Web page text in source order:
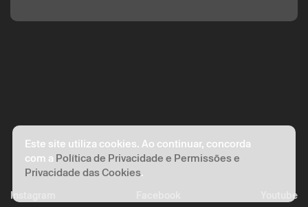
Este site utiliza cookies. Ao continuar, concorda
com a Política de Privacidade e Permissões e
Privacidade das Cookies.
Instagram Youtube